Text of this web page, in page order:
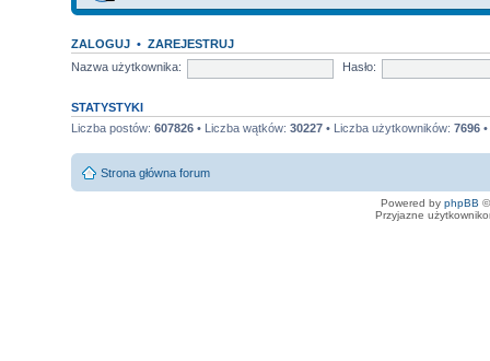
ZALOGUJ • ZAREJESTRUJ
Nazwa użytkownika:
Hasło:
STATYSTYKI
Liczba postów: 607826 • Liczba wątków: 30227 • Liczba użytkowników: 7696
Strona główna forum
Powered by phpBB
Przyjazne